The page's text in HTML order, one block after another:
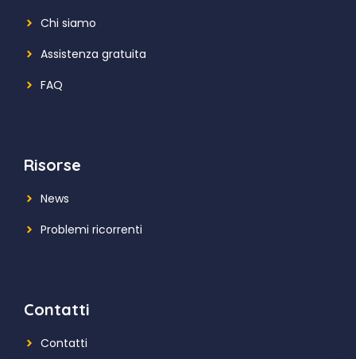
Chi siamo
Assistenza gratuita
FAQ
Risorse
News
Problemi ricorrenti
Contatti
Contatti